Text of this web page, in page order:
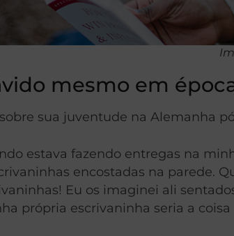
mesmo em
sua juventude na Alemanha
estava fazendo entregas na
encostadas na parede.
Eu os imaginei ali
própria escrivaninha seria a